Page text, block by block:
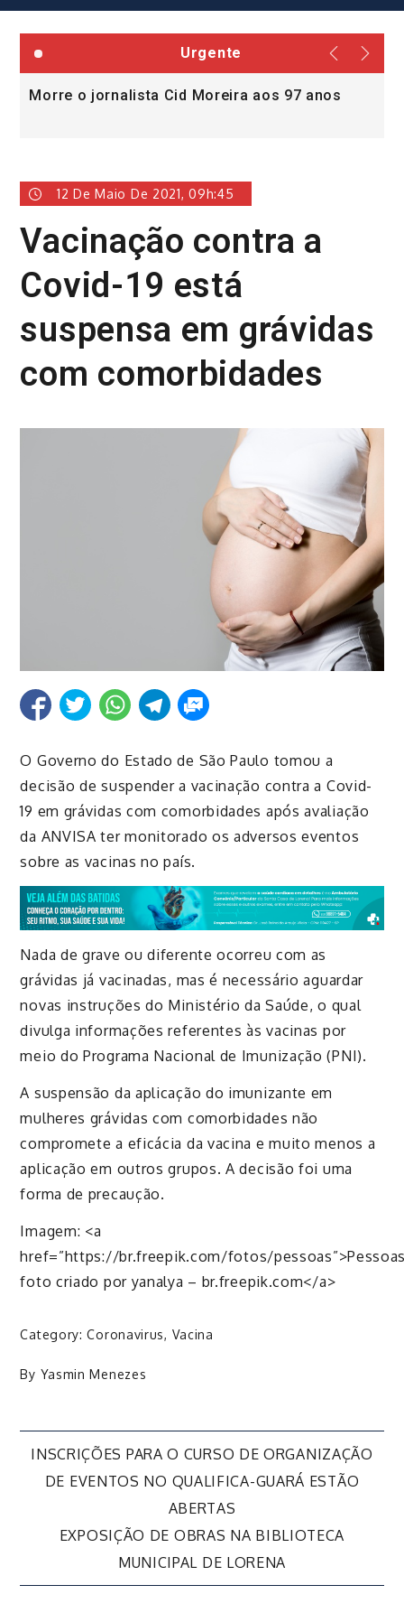
Urgente
Morre o jornalista Cid Moreira aos 97 anos
12 De Maio De 2021, 09h:45
Vacinação contra a
Covid-19 está
suspensa em grávidas
com comorbidades
O Governo do Estado de São Paulo tomou a
decisão de suspender a vacinação contra a Covid-
19 em grávidas com comorbidades após avaliação
da ANVISA ter monitorado os adversos eventos
sobre as vacinas no país.
Nada de grave ou diferente ocorreu com as
grávidas já vacinadas, mas é necessário aguardar
novas instruções do Ministério da Saúde, o qual
divulga informações referentes às vacinas por
meio do Programa Nacional de Imunização (PNI).
A suspensão da aplicação do imunizante em
mulheres grávidas com comorbidades não
compromete a eficácia da vacina e muito menos a
aplicação em outros grupos. A decisão foi uma
forma de precaução.
Imagem: <a
href=”https://br.freepik.com/fotos/
foto criado por yanalya – br.freepik.com</a>
Category:Coronavirus, Vacina
By Yasmin Menezes
Navegação
INSCRIÇÕES PARA O CURSO DE ORGANIZAÇÃO
DE EVENTOS NO QUALIFICA-GUARÁ ESTÃO
ABERTAS
EXPOSIÇÃO DE OBRAS NA BIBLIOTECA
MUNICIPAL DE LORENA